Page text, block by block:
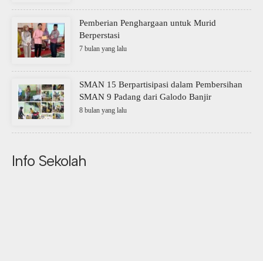
Pemberian Penghargaan untuk Murid
Berperstasi
7 bulan yang lalu
SMAN 15 Berpartisipasi dalam Pembersihan
SMAN 9 Padang dari Galodo Banjir
8 bulan yang lalu
Info Sekolah